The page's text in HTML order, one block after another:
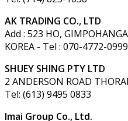
AK TRADING CO., LTD
Add : 523 HO,
KOREA - Tel : 070-4772-0999
SHUEY SHING PTY LTD
2 ANDERSON ROAD
Tel: (613) 9495 0833
Imai Group Co., Ltd.